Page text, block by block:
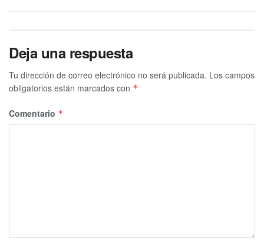
Deja una respuesta
Tu dirección de correo electrónico no será publicada. Los campos
obligatorios están marcados con *
Comentario *